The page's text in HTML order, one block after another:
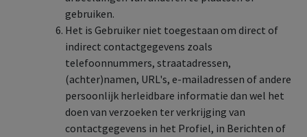
gebruiken.
Het is Gebruiker niet toegestaan om direct of
indirect contactgegevens zoals
telefoonnummers, straatadressen,
(achter)namen, URL's, e-mailadressen of andere
persoonlijk herleidbare informatie dan wel het
doen van verzoeken ter verkrijging van
contactgegevens in het Profiel, in Berichten of